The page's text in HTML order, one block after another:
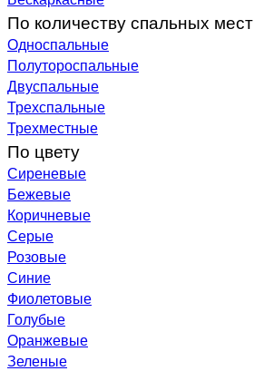
По количеству спальных мест
Односпальные
Полутороспальные
Двуспальные
Трехспальные
Трехместные
По цвету
Сиреневые
Бежевые
Коричневые
Серые
Розовые
Синие
Фиолетовые
Голубые
Оранжевые
Зеленые